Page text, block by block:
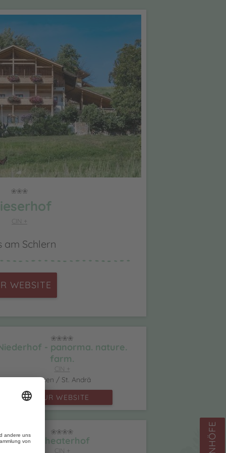
CIN +
am Schlern
WEBSITE
- panorma. nature.
farm.
CIN +
Brixen / St. Andrä
ZUR WEBSITE
Scheaterhof
CIN +